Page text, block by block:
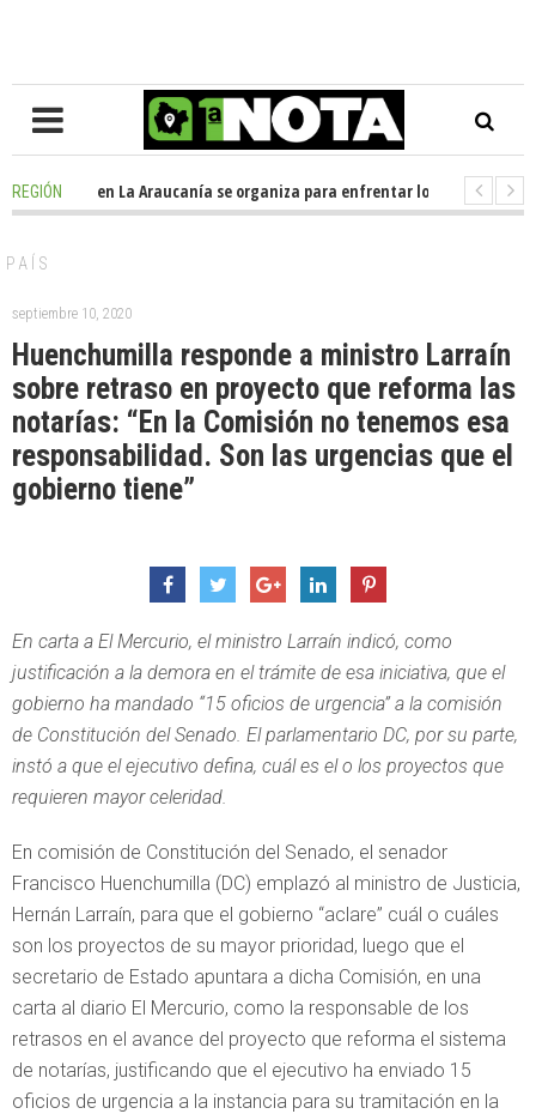
REGIÓN
Oposición en La Araucanía se organiza para enfrentar los impactos de
PAÍS
septiembre 10, 2020
Huenchumilla responde a ministro Larraín
sobre retraso en proyecto que reforma las
notarías: “En la Comisión no tenemos esa
responsabilidad. Son las urgencias que el
gobierno tiene”
En carta a El Mercurio, el ministro Larraín indicó, como
justificación a la demora en el trámite de esa iniciativa, que el
gobierno ha mandado “15 oficios de urgencia” a la comisión
de Constitución del Senado. El parlamentario DC, por su parte,
instó a que el ejecutivo defina, cuál es el o los proyectos que
requieren mayor celeridad.
En comisión de Constitución del Senado, el senador
Francisco Huenchumilla (DC) emplazó al ministro de Justicia,
Hernán Larraín, para que el gobierno “aclare” cuál o cuáles
son los proyectos de su mayor prioridad, luego que el
secretario de Estado apuntara a dicha Comisión, en una
carta al diario El Mercurio, como la responsable de los
retrasos en el avance del proyecto que reforma el sistema
de notarías, justificando que el ejecutivo ha enviado 15
oficios de urgencia a la instancia para su tramitación en la